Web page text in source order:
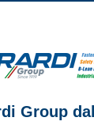
Group dal